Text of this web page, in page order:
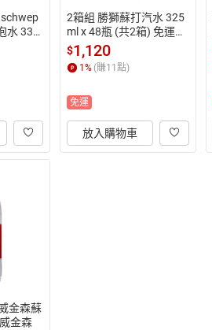
水 330
)
2箱組 勝獅蘇打汽水 325
ml x 48瓶 (共2箱) 免運費
氣泡水  泰國進口 (HS嚴
選)
$1,120
1% (賺11點)
免運
放入購物車
金森蘇
金森